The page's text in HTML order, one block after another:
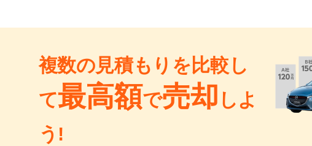
複数の見積もりを比較し
て最高額で売却 しよ
う!